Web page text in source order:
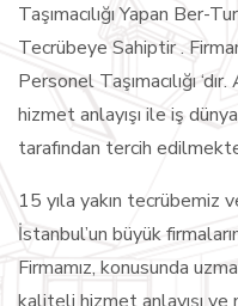
Taşımacılığı Yapan Ber-
Tecrübeye Sahiptir .
Personel Taşımacılığı
hizmet anlayışı ile iş
tarafından tercih
15 yıla yakın tecrübemiz
İstanbul’un büyük
Firmamız, konusunda